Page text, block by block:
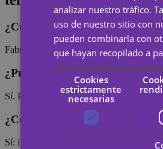
¿Cuánto tardan en llegar?
Fabricamos en 24 horas y el envío suele
¿Puedo pedir un solo tatuaje
Sí. Puedes pedir desde 1 unidad; no hay
¿Cualquier diseño vale?
Sí: ilustraciones, logos, fotos o texto. Si
analizar nuestro tráfico.
uso de nuestro sitio con
pueden combinarla con
que hayan recopilado a
Cookies
estrictamente
necesarias